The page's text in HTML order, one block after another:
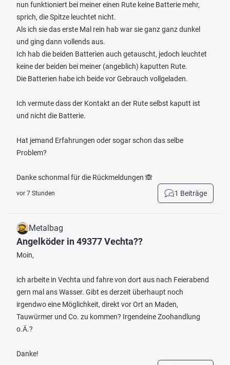
nun funktioniert bei meiner einen Rute keine Batterie mehr,
sprich, die Spitze leuchtet nicht.
Als ich sie das erste Mal rein hab war sie ganz ganz dunkel
und ging dann vollends aus.
Ich hab die beiden Batterien auch getauscht, jedoch leuchtet
keine der beiden bei meiner (angeblich) kaputten Rute.
Die Batterien habe ich beide vor Gebrauch vollgeladen.
Ich vermute dass der Kontakt an der Rute selbst kaputt ist
und nicht die Batterie.
Hat jemand Erfahrungen oder sogar schon das selbe
Problem?
Danke schonmal für die Rückmeldungen 🙈
vor 7 Stunden 1 Beiträge
Metalbag
Angelköder in 49377 Vechta??
Moin,
ich arbeite in Vechta und fahre von dort aus nach Feierabend
gern mal ans Wasser. Gibt es derzeit überhaupt noch
irgendwo eine Möglichkeit, direkt vor Ort an Maden,
Tauwürmer und Co. zu kommen? Irgendeine Zoohandlung
o.Ä.?
Danke!